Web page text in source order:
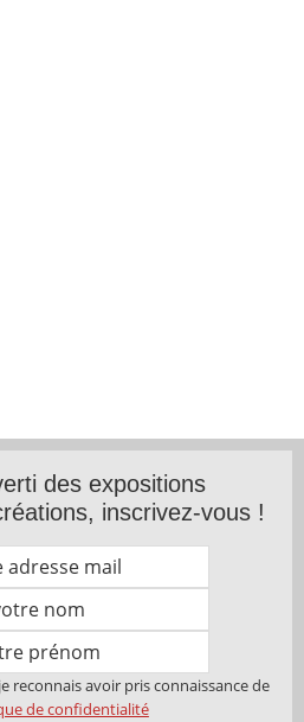
des expositions
inscrivez-vous !
reconnais avoir pris connaissance de
de confidentialité